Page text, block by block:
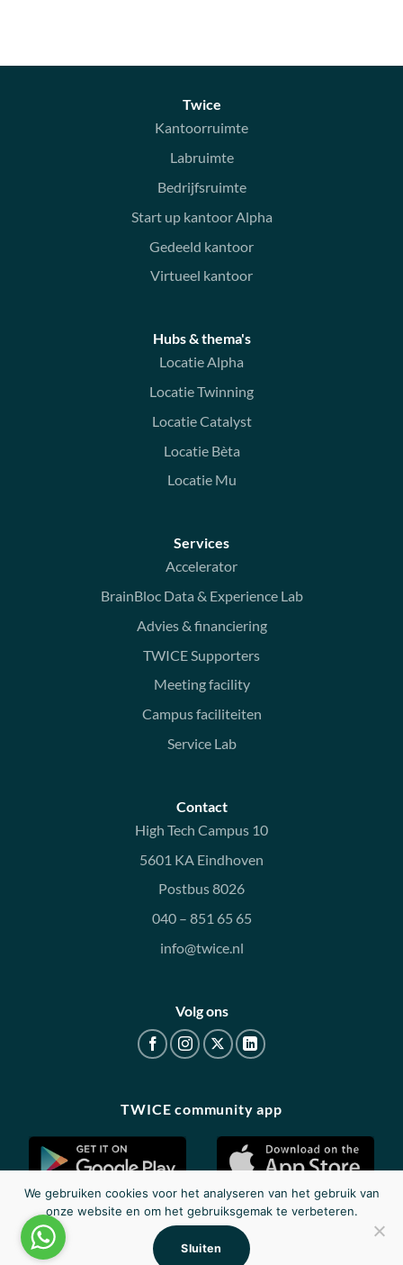
Twice
Kantoorruimte
Labruimte
Bedrijfsruimte
Start up kantoor Alpha
Gedeeld kantoor
Virtueel kantoor
Hubs & thema's
Locatie Alpha
Locatie Twinning
Locatie Catalyst
Locatie Bèta
Locatie Mu
Services
Accelerator
BrainBloc Data & Experience Lab
Advies & financiering
TWICE Supporters
Meeting facility
Campus faciliteiten
Service Lab
Contact
High Tech Campus 10
5601 KA Eindhoven
Postbus 8026
040 – 851 65 65
info@twice.nl
Volg ons
TWICE community app
Disclaimer|
Cookieverklaring
We gebruiken cookies voor het analyseren van het gebruik van
onze website en om het gebruiksgemak te verbeteren.
Sluiten